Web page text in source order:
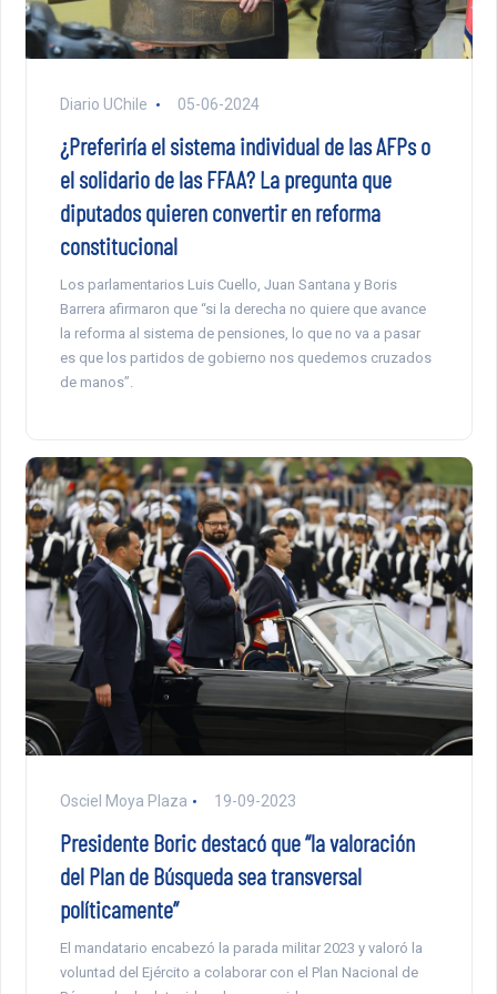
Diario UChile 05-06-2024
¿Preferiría el sistema individual de las AFPs o
el solidario de las FFAA? La pregunta que
diputados quieren convertir en reforma
constitucional
Los parlamentarios Luis Cuello, Juan Santana y Boris
Barrera afirmaron que “si la derecha no quiere que avance
la reforma al sistema de pensiones, lo que no va a pasar
es que los partidos de gobierno nos quedemos cruzados
de manos”.
Osciel Moya Plaza 19-09-2023
Presidente Boric destacó que “la valoración
del Plan de Búsqueda sea transversal
políticamente”
El mandatario encabezó la parada militar 2023 y valoró la
voluntad del Ejército a colaborar con el Plan Nacional de